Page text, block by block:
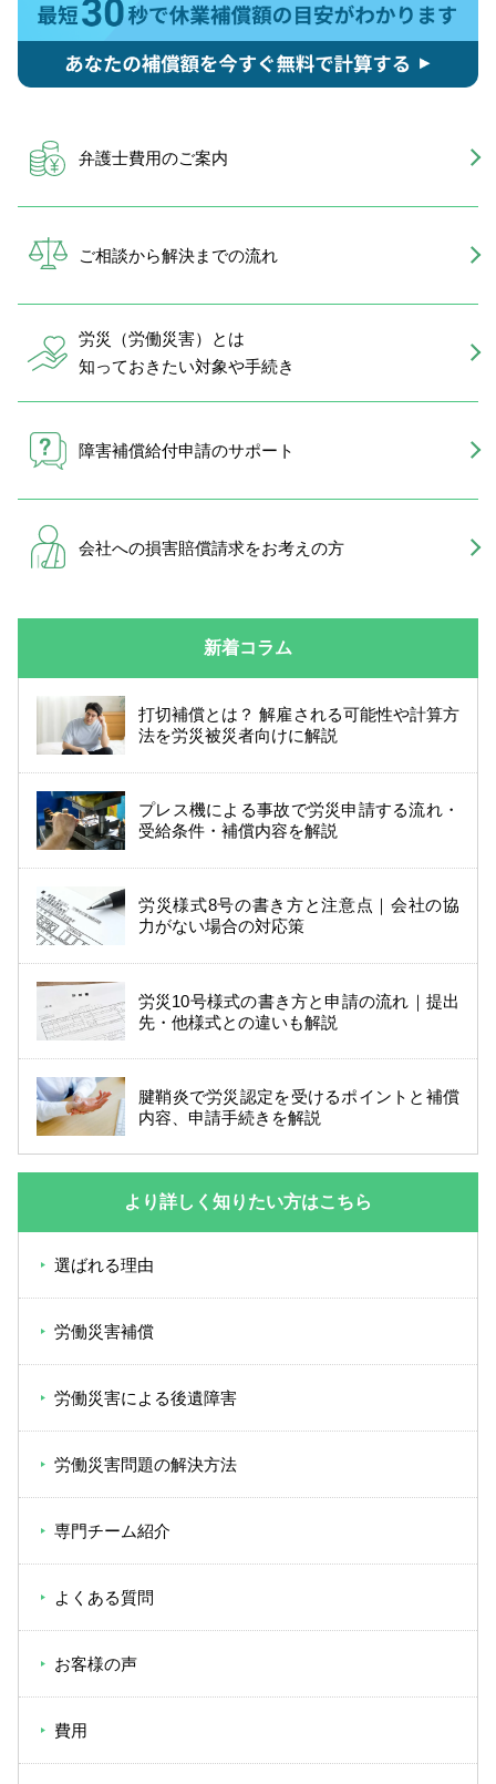
弁護士費用のご案内
ご相談から解決までの流れ
労災（労働災害）とは
知っておきたい対象や手続き
障害補償給付申請のサポート
会社への損害賠償請求をお考えの方
新着コラム
打切補償とは？ 解雇される可能性や計算方
法を労災被災者向けに解説
プレス機による事故で労災申請する流れ・
受給条件・補償内容を解説
労災様式8号の書き方と注意点｜会社の協
力がない場合の対応策
労災10号様式の書き方と申請の流れ｜提出
先・他様式との違いも解説
腱鞘炎で労災認定を受けるポイントと補償
内容、申請手続きを解説
より詳しく知りたい方はこちら
選ばれる理由
労働災害補償
労働災害による後遺障害
労働災害問題の解決方法
専門チーム紹介
よくある質問
お客様の声
費用